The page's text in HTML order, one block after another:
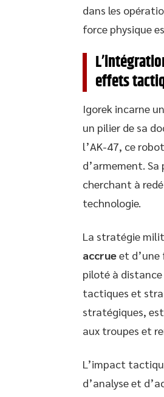
dans les
force physique
effets
Igorek incarne
un pilier de sa
l’AK-47, ce
d’armement.
cherchant à
technologie.
La stratégie
accrueet d’une
piloté à distance
tactiques et
stratégiques,
aux troupes et
L’impact
d’analyse et